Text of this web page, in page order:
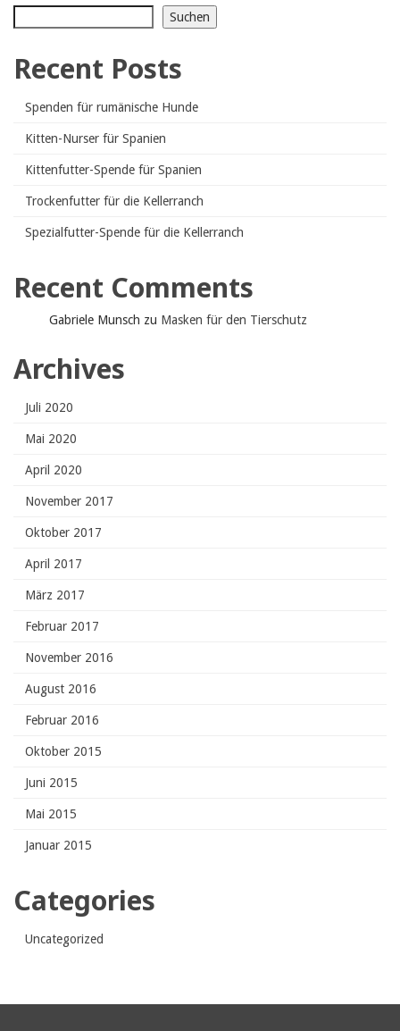
Suchen
Recent Posts
Spenden für rumänische Hunde
Kitten-Nurser für Spanien
Kittenfutter-Spende für Spanien
Trockenfutter für die Kellerranch
Spezialfutter-Spende für die Kellerranch
Recent Comments
Gabriele Munsch zu Masken für den Tierschutz
Archives
Juli 2020
Mai 2020
April 2020
November 2017
Oktober 2017
April 2017
März 2017
Februar 2017
November 2016
August 2016
Februar 2016
Oktober 2015
Juni 2015
Mai 2015
Januar 2015
Categories
Uncategorized